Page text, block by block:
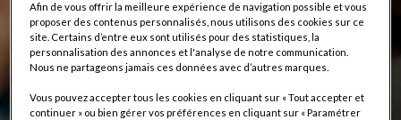
Afin de vous offrir la meilleure expérience de navigation possible et vous
proposer des contenus personnalisés, nous utilisons des cookies sur ce
site. Certains d’entre eux sont utilisés pour des statistiques, la
personnalisation des annonces et l'analyse de notre communication.
Nous ne partageons jamais ces données avec d’autres marques.
Vous pouvez accepter tous les cookies en cliquant sur « Tout accepter et
continuer » ou bien gérer vos préférences en cliquant sur « Paramétrer